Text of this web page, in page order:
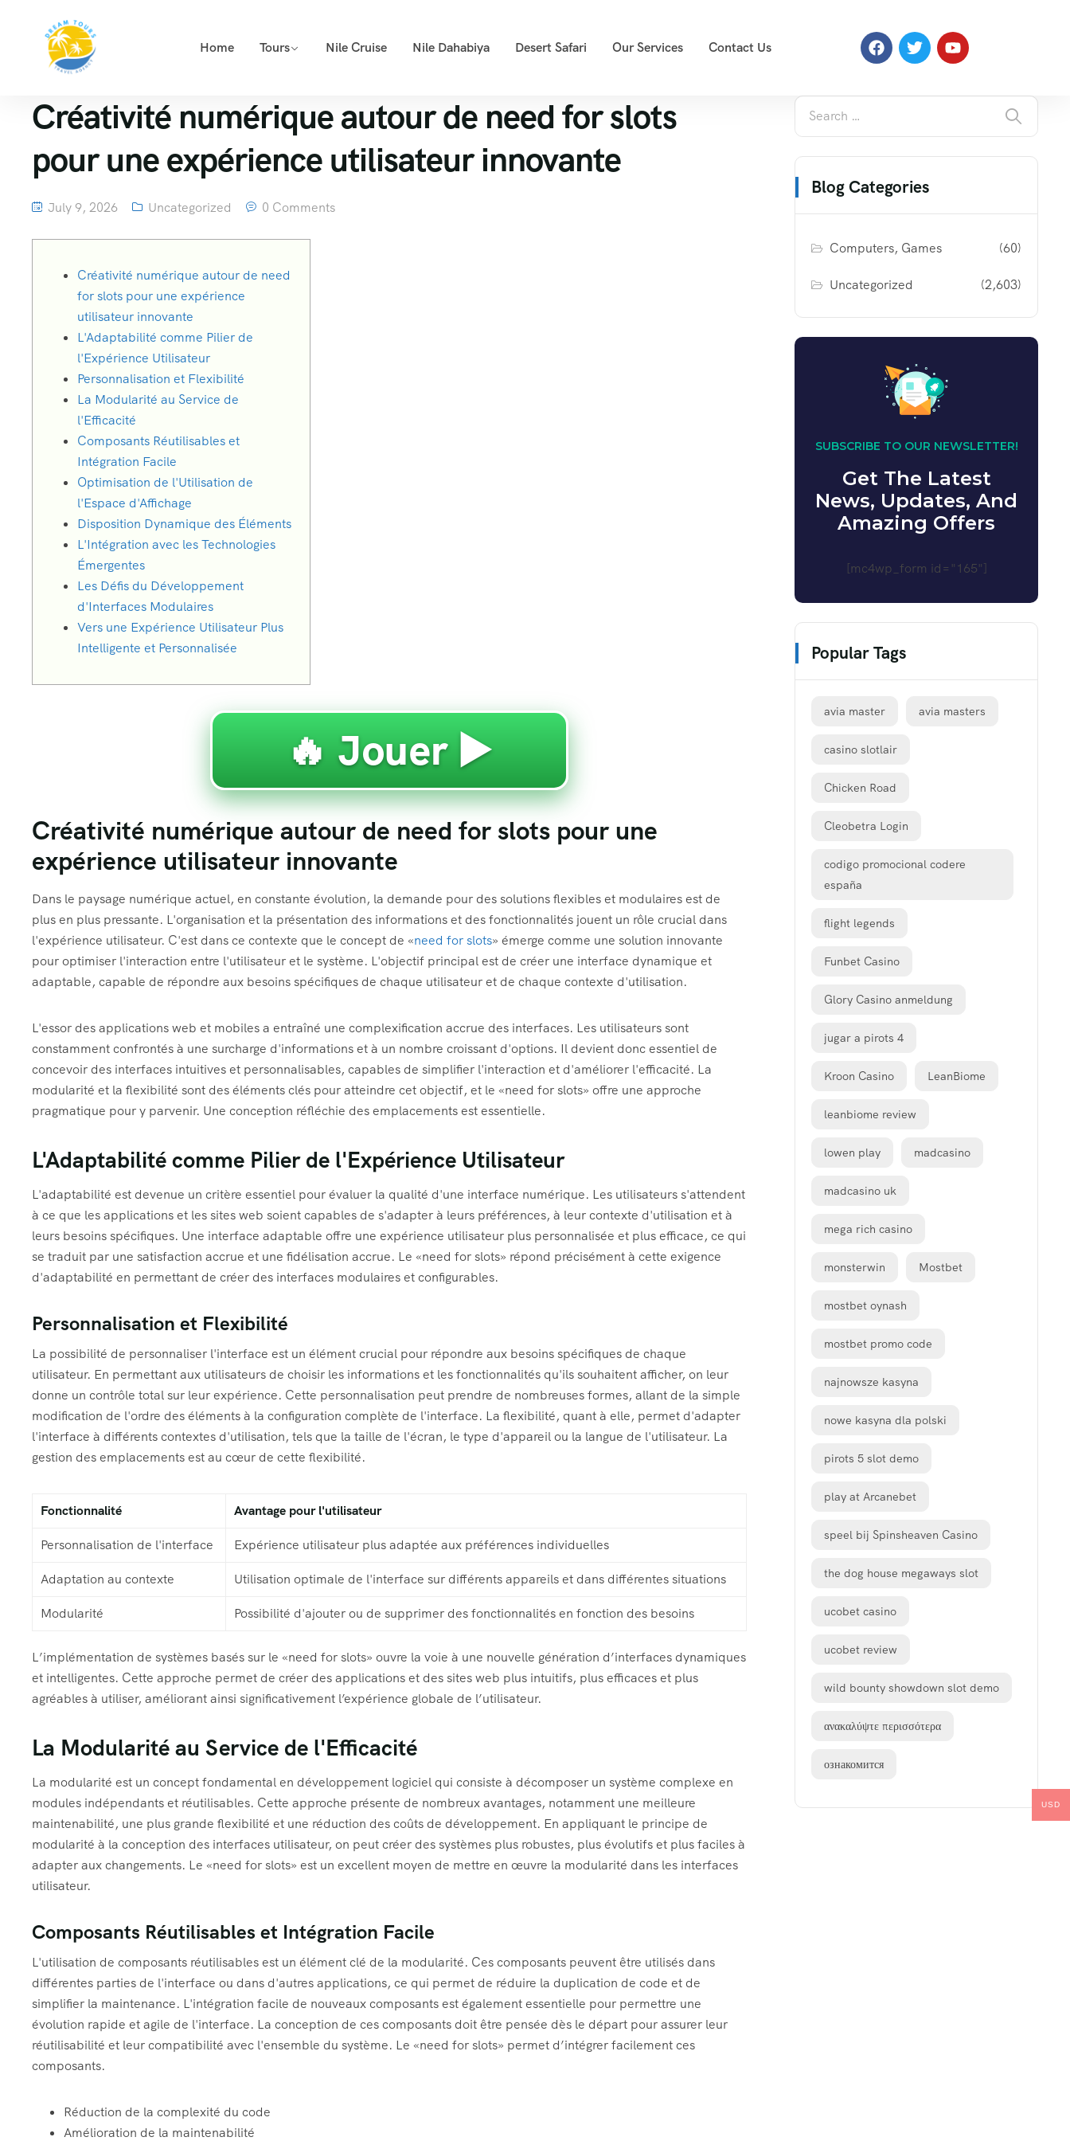
Home Tours Nile Cruise Nile Dahabiya Desert Safari Our Services Contact Us
Créativité numérique autour de need for slots
pour une expérience utilisateur innovante
July 9, 2026 Uncategorized 0 Comments
Créativité numérique autour de need
for slots pour une expérience
utilisateur innovante
L'Adaptabilité comme Pilier de
l'Expérience Utilisateur
Personnalisation et Flexibilité
La Modularité au Service de
l'Efficacité
Composants Réutilisables et
Intégration Facile
Optimisation de l'Utilisation de
l'Espace d'Affichage
Disposition Dynamique des Éléments
L'Intégration avec les Technologies
Émergentes
Les Défis du Développement
d'Interfaces Modulaires
Vers une Expérience Utilisateur Plus
Intelligente et Personnalisée
🔥 Jouer ▶️
Créativité numérique autour de need for slots pour une
expérience utilisateur innovante
Dans le paysage numérique actuel, en constante évolution, la demande pour des solutions flexibles et modulaires est de
plus en plus pressante. L'organisation et la présentation des informations et des fonctionnalités jouent un rôle crucial dans
l'expérience utilisateur. C'est dans ce contexte que le concept de «need for slots» émerge comme une solution innovante
pour optimiser l'interaction entre l'utilisateur et le système. L'objectif principal est de créer une interface dynamique et
adaptable, capable de répondre aux besoins spécifiques de chaque utilisateur et de chaque contexte d'utilisation.
L'essor des applications web et mobiles a entraîné une complexification accrue des interfaces. Les utilisateurs sont
constamment confrontés à une surcharge d'informations et à un nombre croissant d'options. Il devient donc essentiel de
concevoir des interfaces intuitives et personnalisables, capables de simplifier l'interaction et d'améliorer l'efficacité. La
modularité et la flexibilité sont des éléments clés pour atteindre cet objectif, et le «need for slots» offre une approche
pragmatique pour y parvenir. Une conception réfléchie des emplacements est essentielle.
L'Adaptabilité comme Pilier de l'Expérience Utilisateur
L'adaptabilité est devenue un critère essentiel pour évaluer la qualité d'une interface numérique. Les utilisateurs s'attendent
à ce que les applications et les sites web soient capables de s'adapter à leurs préférences, à leur contexte d'utilisation et à
leurs besoins spécifiques. Une interface adaptable offre une expérience utilisateur plus personnalisée et plus efficace, ce qui
se traduit par une satisfaction accrue et une fidélisation accrue. Le «need for slots» répond précisément à cette exigence
d'adaptabilité en permettant de créer des interfaces modulaires et configurables.
Personnalisation et Flexibilité
La possibilité de personnaliser l'interface est un élément crucial pour répondre aux besoins spécifiques de chaque
utilisateur. En permettant aux utilisateurs de choisir les informations et les fonctionnalités qu'ils souhaitent afficher, on leur
donne un contrôle total sur leur expérience. Cette personnalisation peut prendre de nombreuses formes, allant de la simple
modification de l'ordre des éléments à la configuration complète de l'interface. La flexibilité, quant à elle, permet d'adapter
l'interface à différents contextes d'utilisation, tels que la taille de l'écran, le type d'appareil ou la langue de l'utilisateur. La
gestion des emplacements est au cœur de cette flexibilité.
Fonctionnalité Avantage pour l'utilisateur
Personnalisation de l'interface Expérience utilisateur plus adaptée aux préférences individuelles
Adaptation au contexte Utilisation optimale de l'interface sur différents appareils et dans différentes situations
Modularité Possibilité d'ajouter ou de supprimer des fonctionnalités en fonction des besoins
L’implémentation de systèmes basés sur le «need for slots» ouvre la voie à une nouvelle génération d’interfaces dynamiques
et intelligentes. Cette approche permet de créer des applications et des sites web plus intuitifs, plus efficaces et plus
agréables à utiliser, améliorant ainsi significativement l’expérience globale de l’utilisateur.
La Modularité au Service de l'Efficacité
La modularité est un concept fondamental en développement logiciel qui consiste à décomposer un système complexe en
modules indépendants et réutilisables. Cette approche présente de nombreux avantages, notamment une meilleure
maintenabilité, une plus grande flexibilité et une réduction des coûts de développement. En appliquant le principe de
modularité à la conception des interfaces utilisateur, on peut créer des systèmes plus robustes, plus évolutifs et plus faciles à
adapter aux changements. Le «need for slots» est un excellent moyen de mettre en œuvre la modularité dans les interfaces
utilisateur.
Composants Réutilisables et Intégration Facile
L'utilisation de composants réutilisables est un élément clé de la modularité. Ces composants peuvent être utilisés dans
différentes parties de l'interface ou dans d'autres applications, ce qui permet de réduire la duplication de code et de
simplifier la maintenance. L'intégration facile de nouveaux composants est également essentielle pour permettre une
évolution rapide et agile de l'interface. La conception de ces composants doit être pensée dès le départ pour assurer leur
réutilisabilité et leur compatibilité avec l'ensemble du système. Le «need for slots» permet d’intégrer facilement ces
composants.
Réduction de la complexité du code
Amélioration de la maintenabilité
Blog Categories
Computers, Games (60)
Uncategorized (2,603)
SUBSCRIBE TO OUR NEWSLETTER!
Get The Latest
News, Updates, And
Amazing Offers
[mc4wp_form id="165"]
Popular Tags
avia master avia masters
casino slotlair
Chicken Road
Cleobetra Login
codigo promocional codere
españa
flight legends
Funbet Casino
Glory Casino anmeldung
jugar a pirots 4
Kroon Casino LeanBiome
leanbiome review
lowen play madcasino
madcasino uk
mega rich casino
monsterwin Mostbet
mostbet oynash
mostbet promo code
najnowsze kasyna
nowe kasyna dla polski
pirots 5 slot demo
play at Arcanebet
speel bij Spinsheaven Casino
the dog house megaways slot
ucobet casino
ucobet review
wild bounty showdown slot demo
ανακαλύψτε περισσότερα
ознакомится
USD